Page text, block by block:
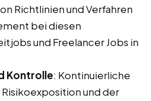
Richtlinien und Verfahren
bei diesen
und Freelancer Jobs in
Kontrolle: Kontinuierliche
und der